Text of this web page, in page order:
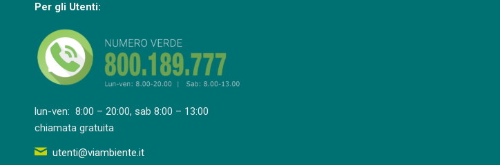
Per gli Utenti:
lun-ven: 8:00 – 20:00, sab 8:00 – 13:00
chiamata gratuita
utenti@viambiente.it